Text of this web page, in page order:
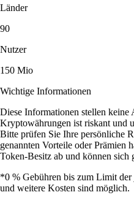
Länder
90
Nutzer
150 Mio
Wichtige Informationen
Diese Informationen stellen keine
Kryptowährungen ist riskant und
Bitte prüfen Sie Ihre persönliche
genannten Vorteile oder Prämien
Token-Besitz ab und können sich
*0 % Gebühren bis zum Limit
und weitere Kosten sind möglich.